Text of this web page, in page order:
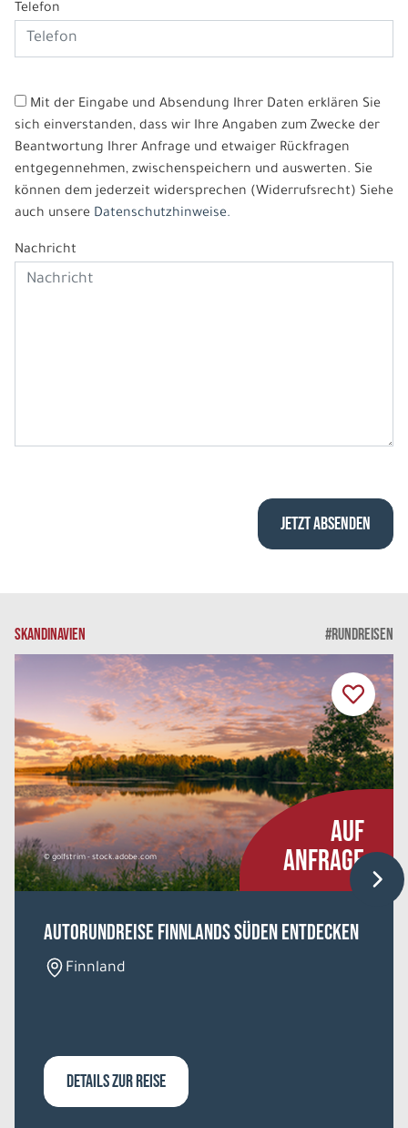
Telefon
Mit der Eingabe und Absendung Ihrer Daten erklären Sie
sich einverstanden, dass wir Ihre Angaben zum Zwecke der
Beantwortung Ihrer Anfrage und etwaiger Rückfragen
entgegennehmen, zwischenspeichern und auswerten. Sie
können dem jederzeit widersprechen (Widerrufsrecht) Siehe
auch unsere Datenschutzhinweise.
Nachricht
SKANDINAVIEN #RUNDREISEN
© golfstrim - stock.adobe.com
AUF
ANFRAGE
Autorundreise Finnlands Süden entdecken
Finnland
DETAILS ZUR REISE